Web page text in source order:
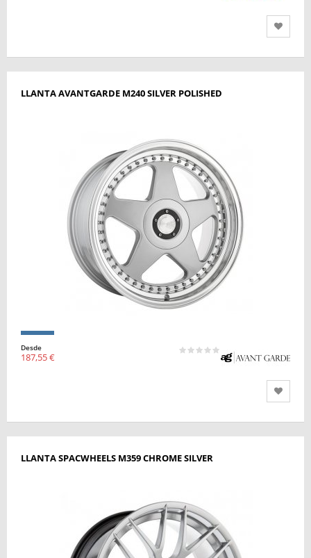
LLANTA AVANTGARDE M240 SILVER POLISHED
Desde
187,55 €
LLANTA SPACWHEELS M359 CHROME SILVER